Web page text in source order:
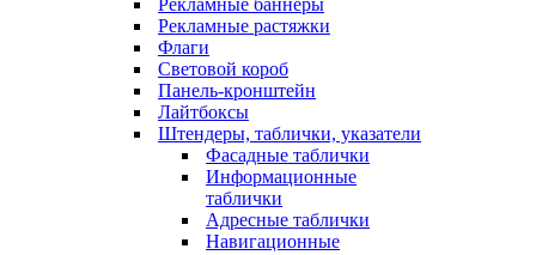
Рекламные баннеры
Рекламные растяжки
Флаги
Световой короб
Панель-кронштейн
Лайтбоксы
Штендеры, таблички, указатели
Фасадные таблички
Информационные
таблички
Адресные таблички
Навигационные